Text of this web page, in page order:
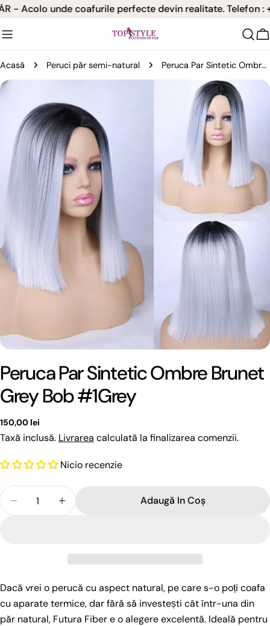
Sari
conținut
- Acolo unde coafurile perfecte devin realitate. Telefon :
Acasă Peruci păr semi-natural Peruca Par Sintetic Ombre Brunet Grey Bob #1Grey
Treceți
informațiile
despre
produs
media 0 în mod modal
Peruca Par Sintetic Ombre Brunet
Grey Bob #1Grey
Preț
obișnuit
150,00 lei
Taxă inclusă. Livrarea calculată la finalizarea comenzii.
Nicio recenzie
Reduceți Cantitatea Pentru Peruca Par Sintetic
Creșteți Cantitatea Pentru Peruca Par
Adaugă In Coş
Dacă vrei o perucă cu aspect natural, pe care s-o poți coafa
cu aparate termice, dar fără să investești cât într-una din
păr natural, Futura Fiber e o alegere excelentă. Ideală pentru
Copie
Distribuiți
pe
Facebook
dumneavoastră
Email-
dvs